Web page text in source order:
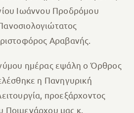
Ιωάννου Προδρόμου
Αραβανής.
ημέρας εψάλη ο Όρθρος
η Πανηγυρική
προεξάρχοντος
Ποιμενάρχου μας κ.